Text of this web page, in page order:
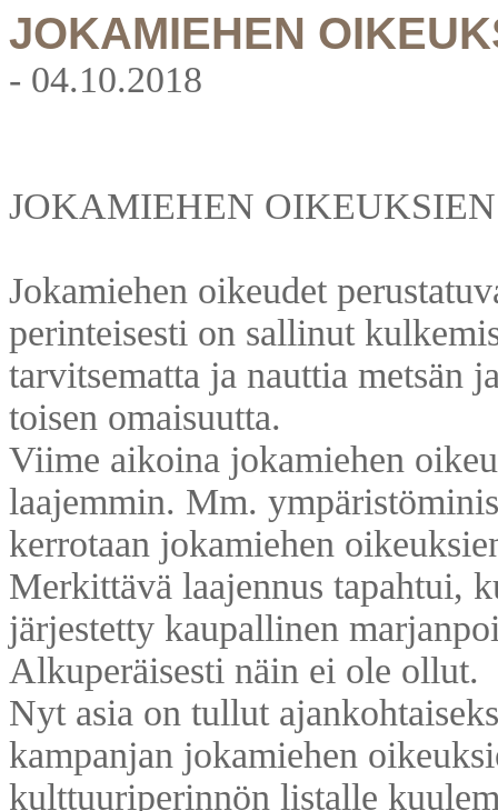
JOKAMIEHEN
- 04.10.2018
JOKAMIEHEN
Jokamiehen oikeudet
perinteisesti on sallinut
tarvitsematta ja nauttia metsän
toisen omaisuutta.
Viime aikoina jokamiehen
laajemmin. Mm.
kerrotaan jokamiehen
Merkittävä laajennus tapahtui,
järjestetty kaupallinen
Alkuperäisesti näin ei ole ollut.
Nyt asia on tullut
kampanjan jokamiehen
kulttuuriperinnön listalle